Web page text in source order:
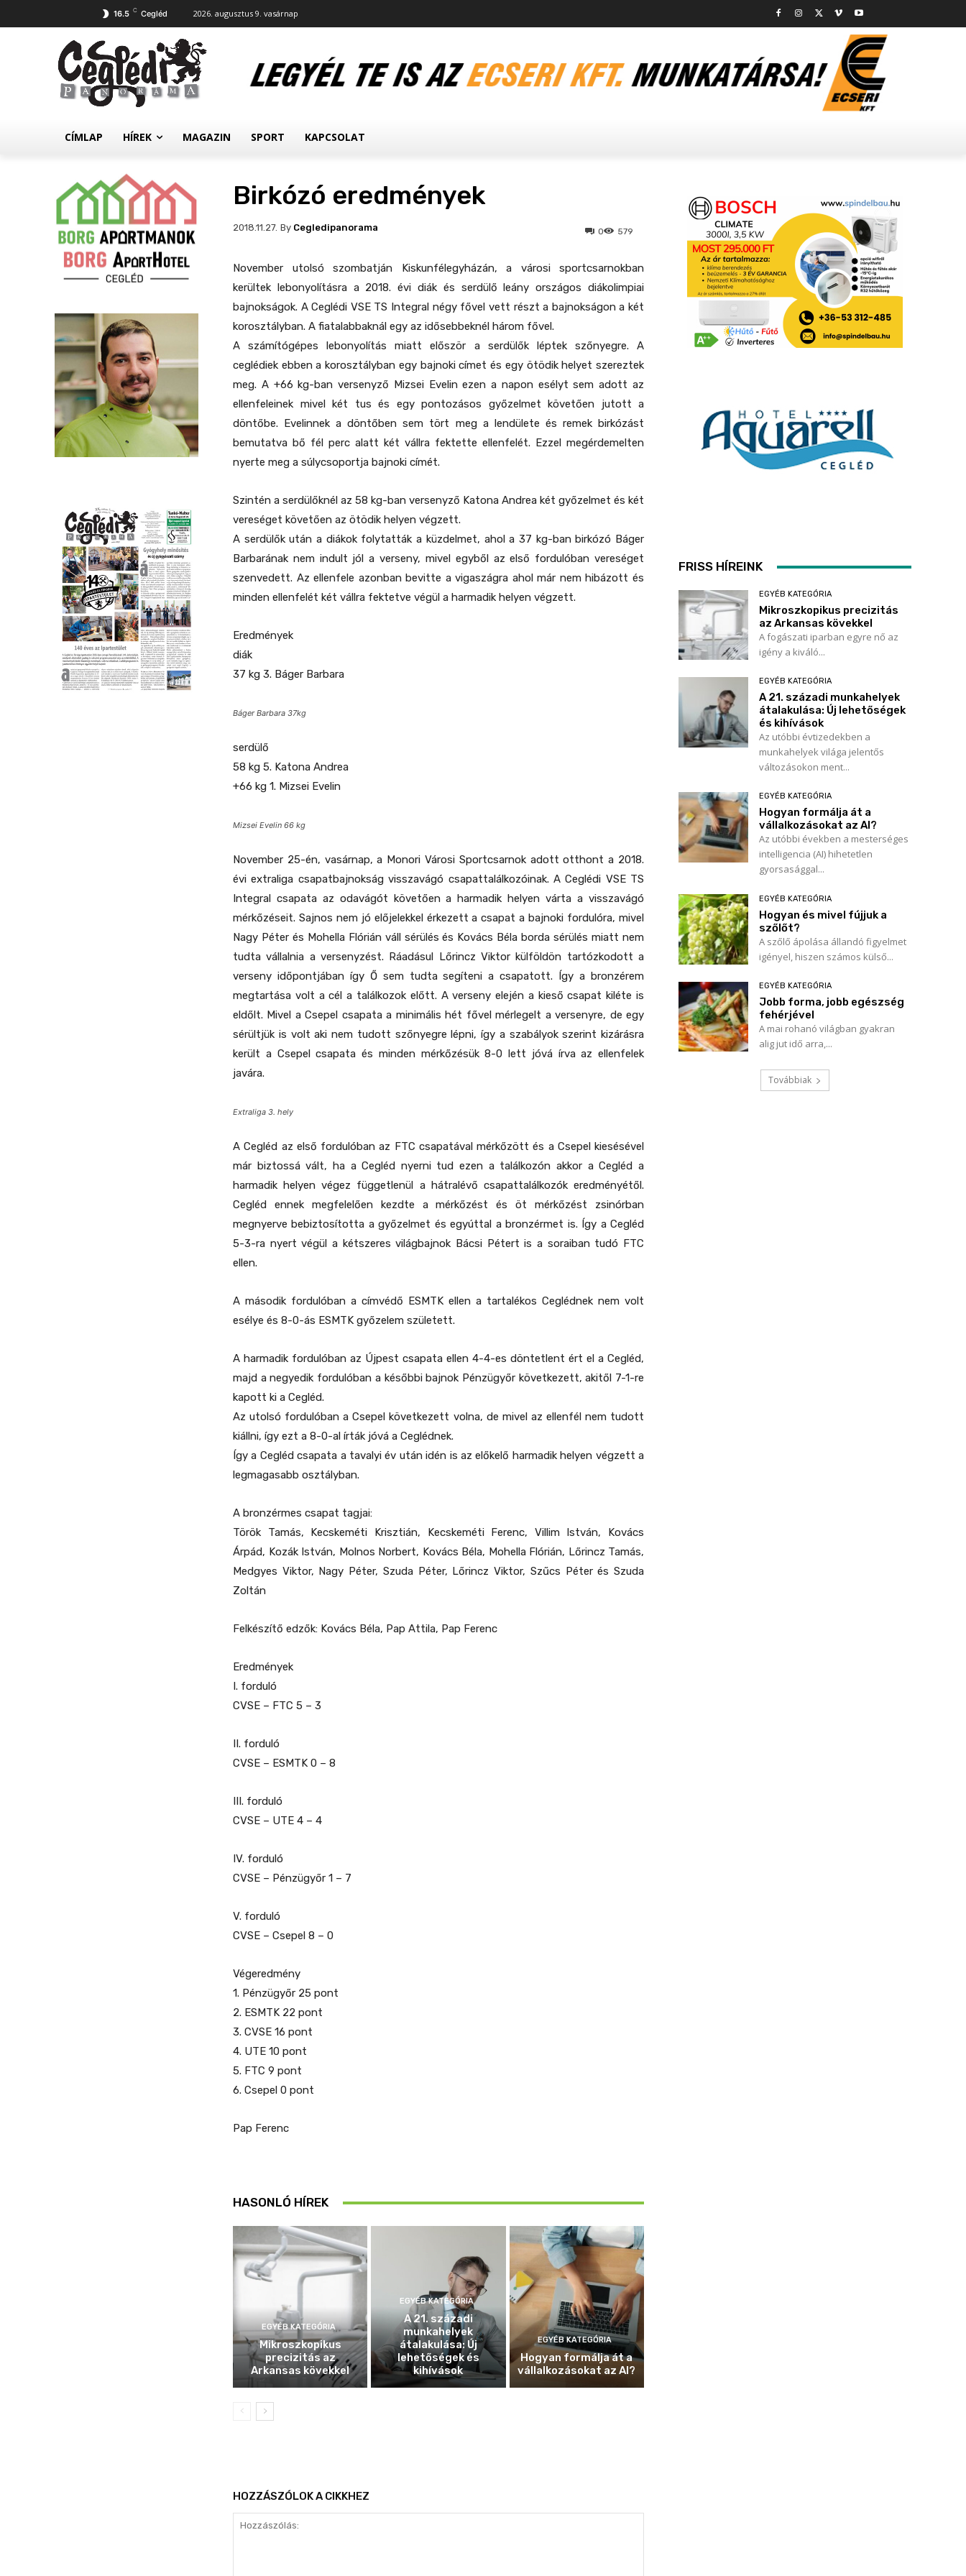
16.5 C Cegléd 2026. augusztus 9. vasárnap
CÍMLAP HÍREK MAGAZIN SPORT KAPCSOLAT
Birkózó eredmények
2018.11.27. 579
0
By Cegledipanorama
November utolsó szombatján Kiskunfélegyházán, a városi sportcsarnokban
kerültek lebonyolításra a 2018. évi diák és serdülő leány országos diákolimpiai
bajnokságok. A Ceglédi VSE TS Integral négy fővel vett részt a bajnokságon a két
korosztályban. A fiatalabbaknál egy az idősebbeknél három fővel.
A számítógépes lebonyolítás miatt először a serdülők léptek szőnyegre. A
ceglédiek ebben a korosztályban egy bajnoki címet és egy ötödik helyet szereztek
meg. A +66 kg-ban versenyző Mizsei Evelin ezen a napon esélyt sem adott az
ellenfeleinek mivel két tus és egy pontozásos győzelmet követően jutott a
döntőbe. Evelinnek a döntőben sem tört meg a lendülete és remek birkózást
bemutatva bő fél perc alatt két vállra fektette ellenfelét. Ezzel megérdemelten
nyerte meg a súlycsoportja bajnoki címét.
Szintén a serdülőknél az 58 kg-ban versenyző Katona Andrea két győzelmet és két
vereséget követően az ötödik helyen végzett.
A serdülők után a diákok folytatták a küzdelmet, ahol a 37 kg-ban birkózó Báger
Barbarának nem indult jól a verseny, mivel egyből az első fordulóban vereséget
szenvedett. Az ellenfele azonban bevitte a vigaszágra ahol már nem hibázott és
minden ellenfelét két vállra fektetve végül a harmadik helyen végzett.
Eredmények
diák
37 kg 3. Báger Barbara
Báger Barbara 37kg
serdülő
58 kg 5. Katona Andrea
+66 kg 1. Mizsei Evelin
Mizsei Evelin 66 kg
November 25-én, vasárnap, a Monori Városi Sportcsarnok adott otthont a 2018.
évi extraliga csapatbajnokság visszavágó csapattalálkozóinak. A Ceglédi VSE TS
Integral csapata az odavágót követően a harmadik helyen várta a visszavágó
mérkőzéseit. Sajnos nem jó előjelekkel érkezett a csapat a bajnoki fordulóra, mivel
Nagy Péter és Mohella Flórián váll sérülés és Kovács Béla borda sérülés miatt nem
tudta vállalnia a versenyzést. Ráadásul Lőrincz Viktor külföldön tartózkodott a
verseny időpontjában így Ő sem tudta segíteni a csapatott. Így a bronzérem
megtartása volt a cél a találkozok előtt. A verseny elején a kieső csapat kiléte is
eldőlt. Mivel a Csepel csapata a minimális hét fővel mérlegelt a versenyre, de egy
sérültjük is volt aki nem tudott szőnyegre lépni, így a szabályok szerint kizárásra
került a Csepel csapata és minden mérkőzésük 8-0 lett jóvá írva az ellenfelek
javára.
Extraliga 3. hely
A Cegléd az első fordulóban az FTC csapatával mérkőzött és a Csepel kiesésével
már biztossá vált, ha a Cegléd nyerni tud ezen a találkozón akkor a Cegléd a
harmadik helyen végez függetlenül a hátralévő csapattalálkozók eredményétől.
Cegléd ennek megfelelően kezdte a mérkőzést és öt mérkőzést zsinórban
megnyerve bebiztosította a győzelmet és egyúttal a bronzérmet is. Így a Cegléd
5-3-ra nyert végül a kétszeres világbajnok Bácsi Pétert is a soraiban tudó FTC
ellen.
A második fordulóban a címvédő ESMTK ellen a tartalékos Ceglédnek nem volt
esélye és 8-0-ás ESMTK győzelem született.
A harmadik fordulóban az Újpest csapata ellen 4-4-es döntetlent ért el a Cegléd,
majd a negyedik fordulóban a későbbi bajnok Pénzügyőr következett, akitől 7-1-re
kapott ki a Cegléd.
Az utolsó fordulóban a Csepel következett volna, de mivel az ellenfél nem tudott
kiállni, így ezt a 8-0-al írták jóvá a Ceglédnek.
Így a Cegléd csapata a tavalyi év után idén is az előkelő harmadik helyen végzett a
legmagasabb osztályban.
A bronzérmes csapat tagjai:
Török Tamás, Kecskeméti Krisztián, Kecskeméti Ferenc, Villim István, Kovács
Árpád, Kozák István, Molnos Norbert, Kovács Béla, Mohella Flórián, Lőrincz Tamás,
Medgyes Viktor, Nagy Péter, Szuda Péter, Lőrincz Viktor, Szűcs Péter és Szuda
Zoltán
Felkészítő edzők: Kovács Béla, Pap Attila, Pap Ferenc
Eredmények
I. forduló
CVSE – FTC 5 – 3
II. forduló
CVSE – ESMTK 0 – 8
III. forduló
CVSE – UTE 4 – 4
IV. forduló
CVSE – Pénzügyőr 1 – 7
V. forduló
CVSE – Csepel 8 – 0
Végeredmény
1. Pénzügyőr 25 pont
2. ESMTK 22 pont
3. CVSE 16 pont
4. UTE 10 pont
5. FTC 9 pont
6. Csepel 0 pont
Pap Ferenc
HASONLÓ HÍREK
EGYÉB KATEGÓRIA
Mikroszkopikus
precizitás az
Arkansas kövekkel
EGYÉB KATEGÓRIA
A 21. századi
munkahelyek
átalakulása: Új
lehetőségek és
kihívások
EGYÉB KATEGÓRIA
Hogyan formálja át a
vállalkozásokat az AI?
HOZZÁSZÓLOK A CIKKHEZ
FRISS HÍREINK
EGYÉB KATEGÓRIA
Mikroszkopikus precizitás
az Arkansas kövekkel
A fogászati iparban egyre nő az
igény a kiváló...
EGYÉB KATEGÓRIA
A 21. századi munkahelyek
átalakulása: Új lehetőségek
és kihívások
Az utóbbi évtizedekben a
munkahelyek világa jelentős
változásokon ment...
EGYÉB KATEGÓRIA
Hogyan formálja át a
vállalkozásokat az AI?
Az utóbbi években a mesterséges
intelligencia (AI) hihetetlen
gyorsasággal...
EGYÉB KATEGÓRIA
Hogyan és mivel fújjuk a
szőlőt?
A szőlő ápolása állandó figyelmet
igényel, hiszen számos külső...
EGYÉB KATEGÓRIA
Jobb forma, jobb egészség
fehérjével
A mai rohanó világban gyakran
alig jut idő arra,...
Továbbiak